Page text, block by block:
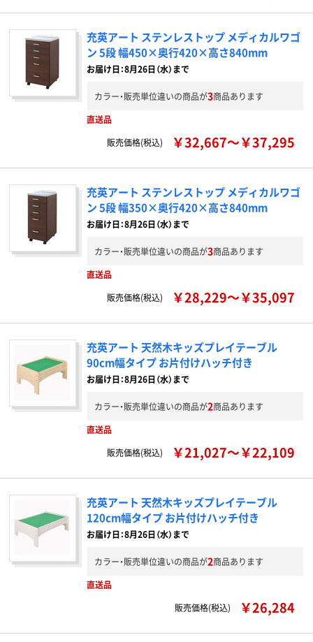
充英アート ステンレストップ メディカルワゴ
ン 5段 幅450×奥行420×高さ840mm
お届け日：8月26日（水）まで
カラー・販売単位違いの商品が3商品あります
直送品
販売価格(税込)
￥32,667～￥37,295
充英アート ステンレストップ メディカルワゴ
ン 5段 幅350×奥行420×高さ840mm
お届け日：8月26日（水）まで
カラー・販売単位違いの商品が3商品あります
直送品
販売価格(税込)
￥28,229～￥35,097
充英アート 天然木キッズプレイテーブル
90cm幅タイプ お片付けハッチ付き
お届け日：8月26日（水）まで
カラー・販売単位違いの商品が2商品あります
直送品
販売価格(税込)
￥21,027～￥22,109
充英アート 天然木キッズプレイテーブル
120cm幅タイプ お片付けハッチ付き
お届け日：8月26日（水）まで
カラー・販売単位違いの商品が2商品あります
直送品
販売価格(税込)
￥26,284